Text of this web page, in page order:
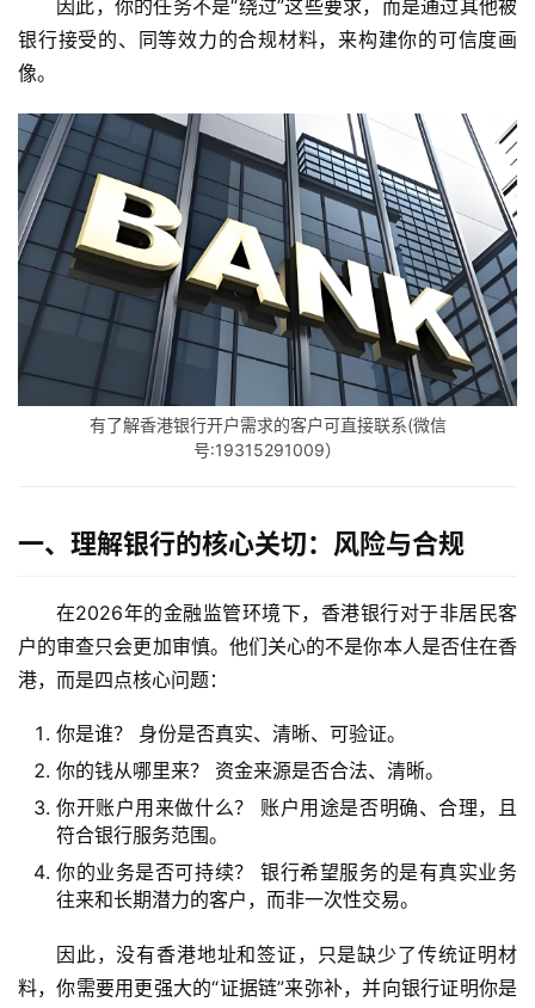
因此，你的任务不是“绕过”这些要求，而是通过其他被
银行接受的、同等效力的合规材料，来构建你的可信度画
像。
有了解香港银行开户需求的客户可直接联系(微信
号:19315291009）
一、理解银行的核心关切：风险与合规
在2026年的金融监管环境下，香港银行对于非居民客
户的审查只会更加审慎。他们关心的不是你本人是否住在香
港，而是四点核心问题：
你是谁？
身份是否真实、清晰、可验证。
你的钱从哪里来？
资金来源是否合法、清晰。
你开账户用来做什么？
账户用途是否明确、合理，且
符合银行服务范围。
你的业务是否可持续？
银行希望服务的是有真实业务
往来和长期潜力的客户，而非一次性交易。
因此，没有香港地址和签证，只是缺少了传统证明材
料，你需要用更强大的“证据链”来弥补，并向银行证明你是